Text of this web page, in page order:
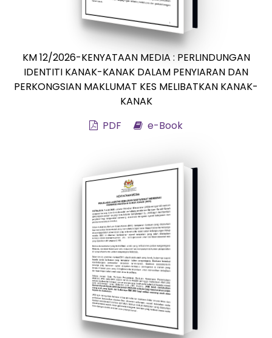
KM 12/2026-KENYATAAN MEDIA : PERLINDUNGAN
IDENTITI KANAK-KANAK DALAM PENYIARAN DAN
PERKONGSIAN MAKLUMAT KES MELIBATKAN KANAK-
KANAK
PDF
e-Book